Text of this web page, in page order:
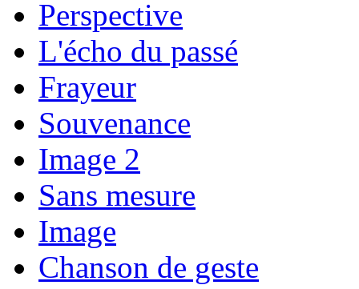
Perspective
L'écho du passé
Frayeur
Souvenance
Image 2
Sans mesure
Image
Chanson de geste